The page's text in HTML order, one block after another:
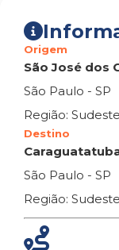
Origem
São José dos
São Paulo - SP
Região: Sudeste
Destino
São Paulo - SP
Região: Sudeste